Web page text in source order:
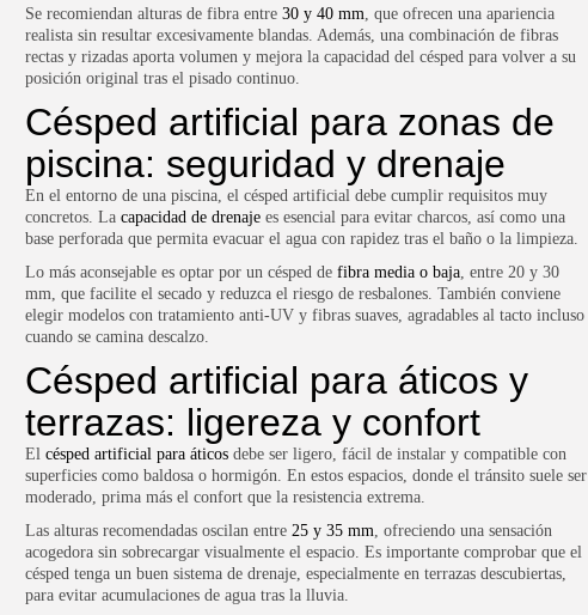
Se recomiendan alturas de fibra entre 30 y 40 mm , que ofrecen una apariencia
realista sin resultar excesivamente blandas. Además, una combinación de fibras
rectas y rizadas aporta volumen y mejora la capacidad del césped para volver a su
posición original tras el pisado continuo.
Césped artificial para zonas de
piscina: seguridad y drenaje
En el entorno de una piscina, el césped artificial debe cumplir requisitos muy
concretos. La capacidad de drenaje es esencial para evitar charcos, así como una
base perforada que permita evacuar el agua con rapidez tras el baño o la limpieza.
Lo más aconsejable es optar por un césped de fibra media o baja , entre 20 y 30
mm, que facilite el secado y reduzca el riesgo de resbalones. También conviene
elegir modelos con tratamiento anti-UV y fibras suaves, agradables al tacto incluso
cuando se camina descalzo.
Césped artificial para áticos y
terrazas: ligereza y confort
El césped artificial para áticos debe ser ligero, fácil de instalar y compatible con
superficies como baldosa o hormigón. En estos espacios, donde el tránsito suele ser
moderado, prima más el confort que la resistencia extrema.
Las alturas recomendadas oscilan entre 25 y 35 mm , ofreciendo una sensación
acogedora sin sobrecargar visualmente el espacio. Es importante comprobar que el
césped tenga un buen sistema de drenaje, especialmente en terrazas descubiertas,
para evitar acumulaciones de agua tras la lluvia.